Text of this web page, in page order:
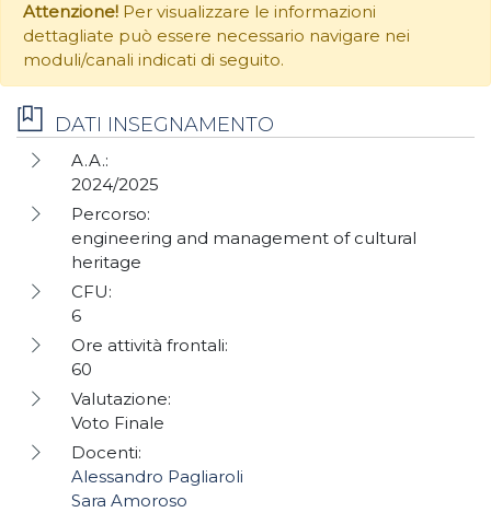
Attenzione! Per visualizzare le informazioni
dettagliate può essere necessario navigare nei
moduli/canali indicati di seguito.
DATI INSEGNAMENTO
A.A.:
2024/2025
Percorso:
engineering and management of cultural
heritage
CFU:
6
Ore attività frontali:
60
Valutazione:
Voto Finale
Docenti:
Alessandro Pagliaroli
Sara Amoroso